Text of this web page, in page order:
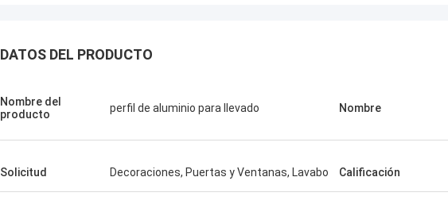
DATOS DEL PRODUCTO
Nombre del
producto
perfil de aluminio para llevado Nombre
Solicitud Decoraciones, Puertas y Ventanas, Lavabo Calificación